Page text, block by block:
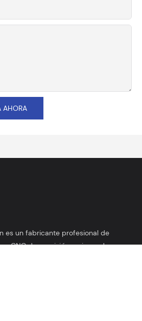
AHORA
es un fabricante profesional de
CNC de precisión y piezas de